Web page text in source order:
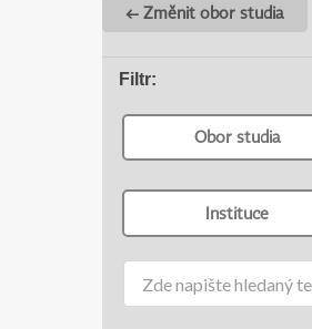
← Změnit obor studia
Filtr:
Obor studia
Instituce